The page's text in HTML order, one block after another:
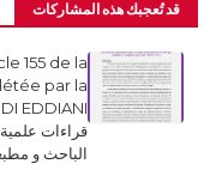
قد تُعجبك هذه المشاركات
155 de la
par la
قراءات
الباحث و